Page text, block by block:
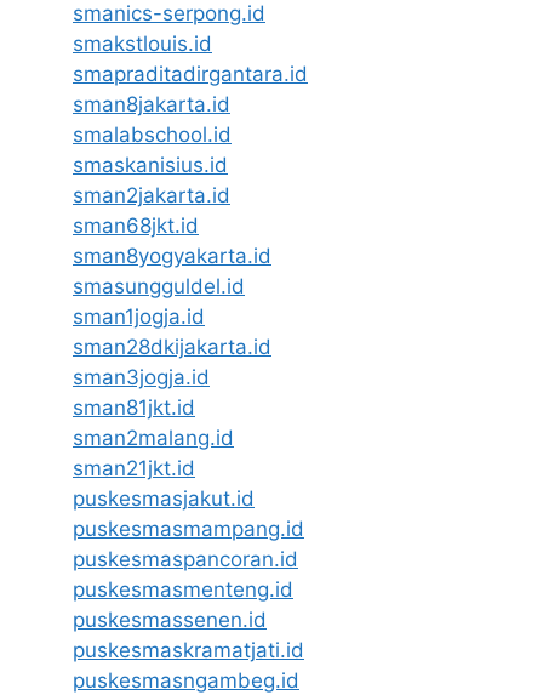
smanics-serpong.id
smakstlouis.id
smapraditadirgantara.id
sman8jakarta.id
smalabschool.id
smaskanisius.id
sman2jakarta.id
sman68jkt.id
sman8yogyakarta.id
smasungguldel.id
sman1jogja.id
sman28dkijakarta.id
sman3jogja.id
sman81jkt.id
sman2malang.id
sman21jkt.id
puskesmasjakut.id
puskesmasmampang.id
puskesmaspancoran.id
puskesmasmenteng.id
puskesmassenen.id
puskesmaskramatjati.id
puskesmasngambeg.id